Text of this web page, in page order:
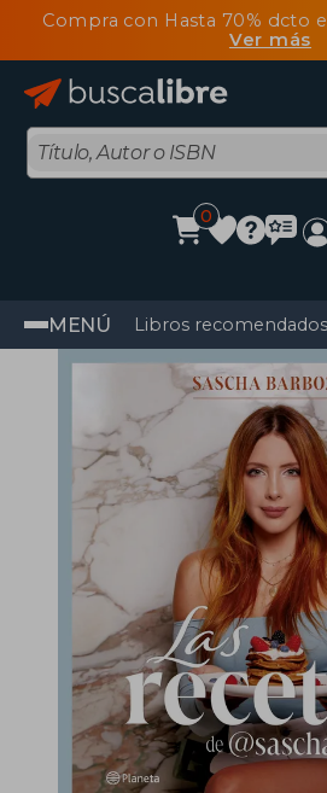
Compra con Hasta 70% dcto
Ver más
0
MENÚ Libros